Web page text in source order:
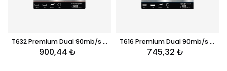
T632 Premium Dual 90mb/s 32GB Tip-C USB OTG Flash Bellek
900,44 ₺
T616 Premium Dual 90mb/s 16GB Tip-C USB OTG Flash Bellek
745,32 ₺